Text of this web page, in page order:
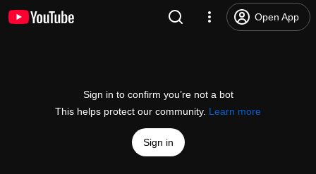
Open App
Sign in to confirm you’re not a bot
This helps protect our community. Learn more
Sign in